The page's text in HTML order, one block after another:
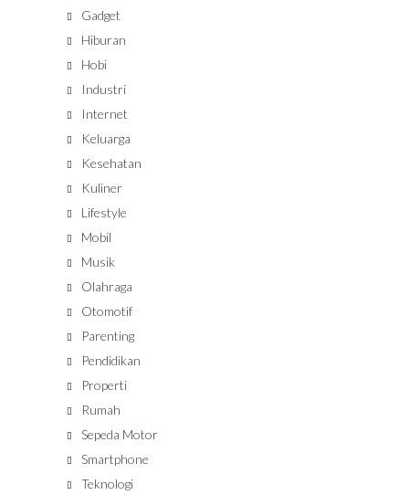
Gadget
Hiburan
Hobi
Industri
Internet
Keluarga
Kesehatan
Kuliner
Lifestyle
Mobil
Musik
Olahraga
Otomotif
Parenting
Pendidikan
Properti
Rumah
Sepeda Motor
Smartphone
Teknologi